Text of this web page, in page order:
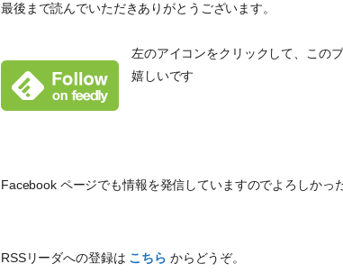
最後まで読んでいただきありがとうございます。
左のアイコンをクリックして、この
嬉しいです
Facebook ページでも情報を発信していますのでよろしかっ
RSSリーダへの登録は こちら からどうぞ。